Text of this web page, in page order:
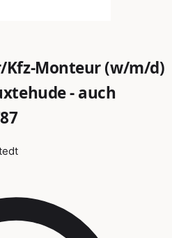
Monteur (w/m/d)
- auch